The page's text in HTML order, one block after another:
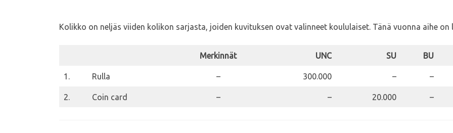
Kolikko on neljäs viiden kolikon sarjasta, joiden kuvituksen ovat valinneet koululaiset. Tänä vuonna aihe
Merkinnät UNC SU BU
1. Rulla – 300.000 – –
2. Coin card – – 20.000 –